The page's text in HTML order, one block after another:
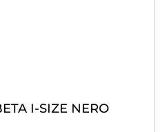
I-SIZE NERO